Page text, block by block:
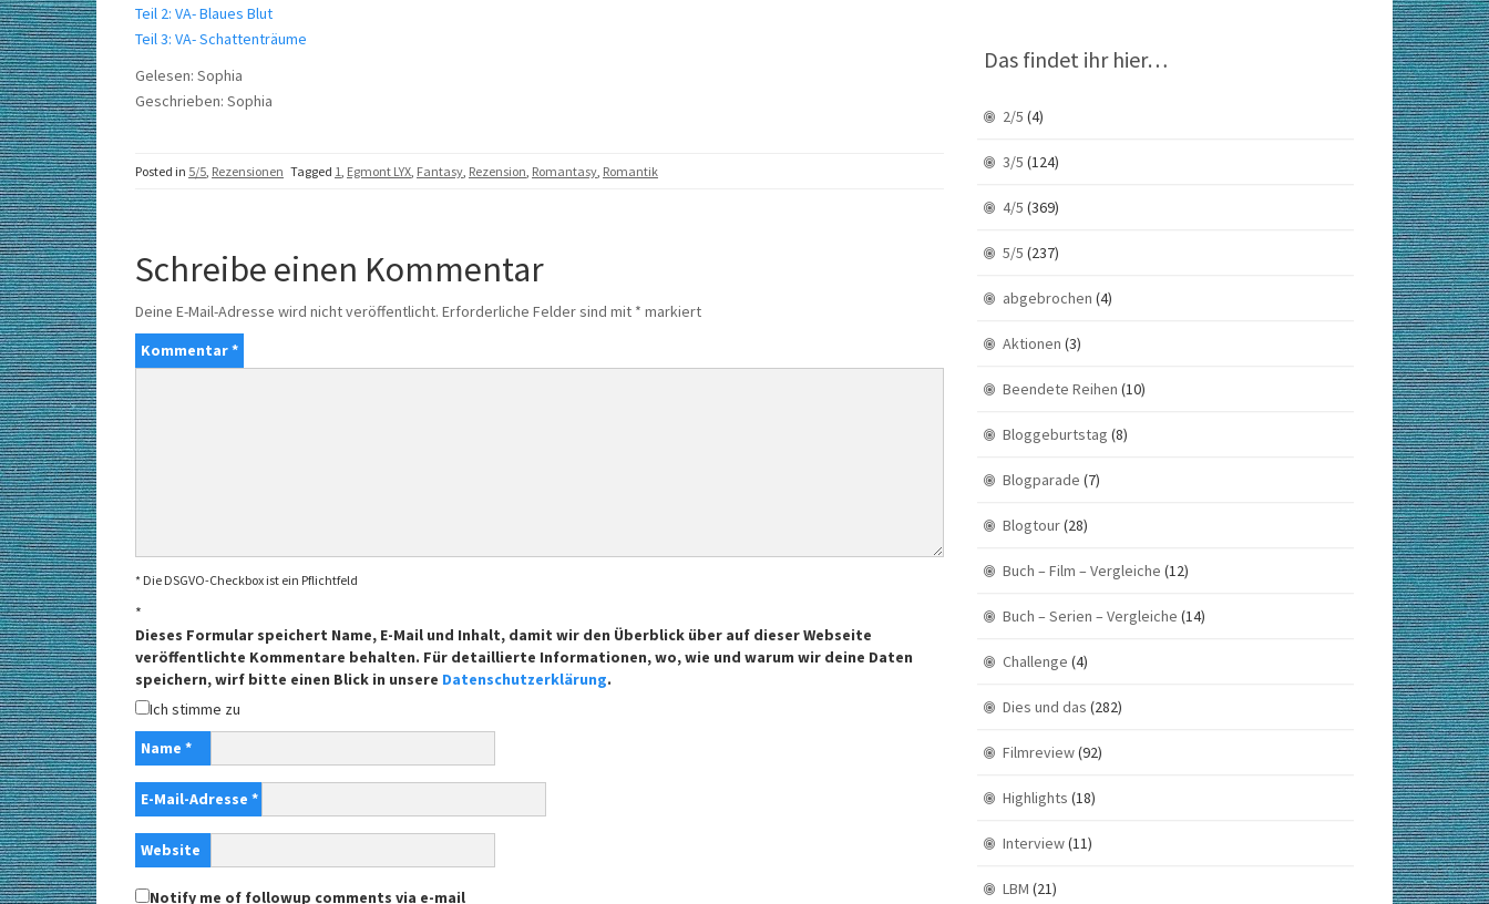
Teil 2: VA- Blaues Blut
Teil 3: VA- Schattenträume
Gelesen: Sophia
Geschrieben: Sophia
Posted in 5/5, Rezensionen Tagged 1, Egmont LYX, Fantasy, Rezension, Romantasy, Romantik
Schreibe einen Kommentar
Deine E-Mail-Adresse wird nicht veröffentlicht. Erforderliche Felder sind mit * markiert
Kommentar*
* Die DSGVO-Checkbox ist ein Pflichtfeld
*
Dieses Formular speichert Name, E-Mail und Inhalt, damit wir den Überblick über auf dieser Webseite
veröffentlichte Kommentare behalten. Für detaillierte Informationen, wo, wie und warum wir deine Daten
speichern, wirf bitte einen Blick in unsere Datenschutzerklärung.
Ich stimme zu
Name *
E-Mail-Adresse *
Website
Notify me of followup comments via e-mail
Das findet ihr hier…
2/5 (4)
3/5 (124)
4/5 (369)
5/5 (237)
abgebrochen (4)
Aktionen (3)
Beendete Reihen (10)
Bloggeburtstag (8)
Blogparade (7)
Blogtour(28)
Buch – Film – Vergleiche (12)
Buch – Serien – Vergleiche (14)
Challenge (4)
Dies und das (282)
Filmreview(92)
Highlights (18)
Interview(11)
LBM (21)